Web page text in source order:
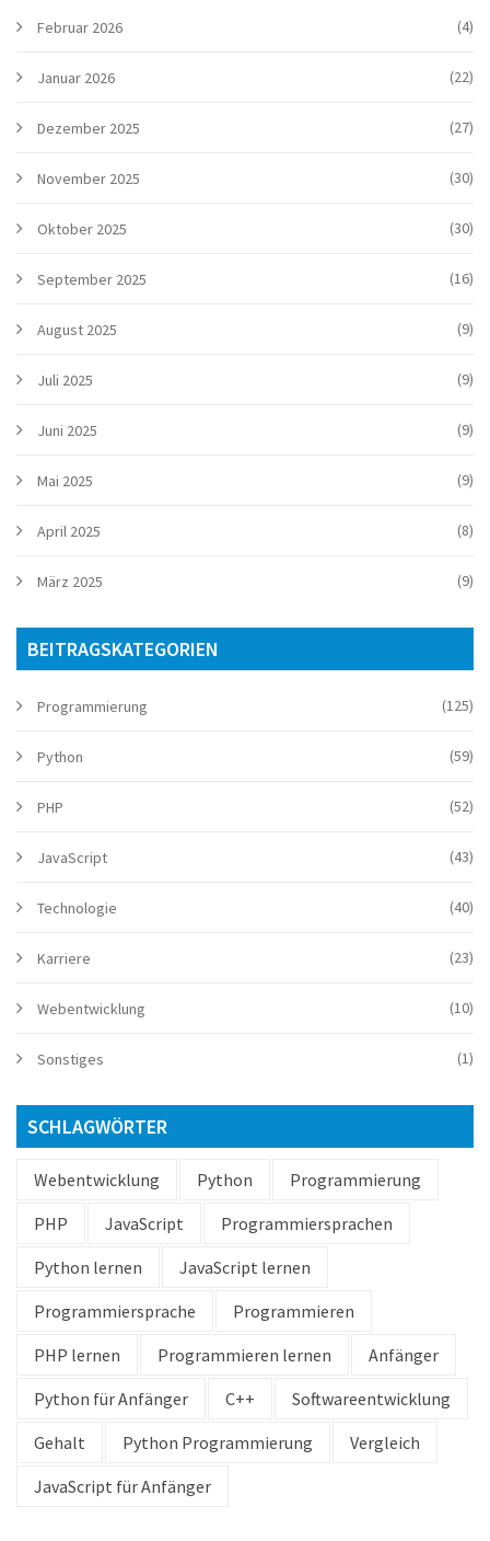
Februar 2026 (4)
Januar 2026 (22)
Dezember 2025 (27)
November 2025 (30)
Oktober 2025 (30)
September 2025 (16)
August 2025 (9)
Juli 2025 (9)
Juni 2025 (9)
Mai 2025 (9)
April 2025 (8)
März 2025 (9)
BEITRAGSKATEGORIEN
Programmierung (125)
Python (59)
PHP (52)
JavaScript (43)
Technologie (40)
Karriere (23)
Webentwicklung (10)
Sonstiges (1)
SCHLAGWÖRTER
Webentwicklung Python
Programmierung
PHP
JavaScript
Programmiersprachen
Python lernen
JavaScript lernen
Programmiersprache
Programmieren
PHP lernen
Programmieren lernen
Anfänger
Python für Anfänger
C++
Softwareentwicklung
Gehalt
Python Programmierung
Vergleich
JavaScript für Anfänger